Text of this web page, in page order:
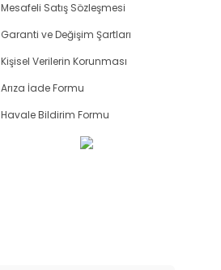
Mesafeli Satış Sözleşmesi
Garanti ve Değişim Şartları
Kişisel Verilerin Korunması
Arıza İade Formu
Havale Bildirim Formu